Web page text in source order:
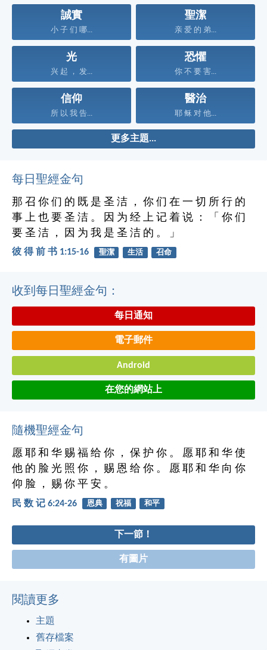
誠實
小 子 们 哪...
聖潔
亲 爱 的 弟...
光
兴 起 ， 发...
恐懼
你 不 要 害...
信仰
所 以 我 告...
醫治
耶 稣 对 他...
更多主題...
每日聖經金句
那 召 你 们 的 既 是 圣 洁 ， 你 们 在 一 切 所 行 的
事 上 也 要 圣 洁 。 因 为 经 上 记 着 说 ： 「 你 们
要 圣 洁 ， 因 为 我 是 圣 洁 的 。 」
彼 得 前 书 1:15-16 聖潔 生活 召命
收到每日聖經金句：
每日通知
電子郵件
Android
在您的網站上
隨機聖經金句
愿 耶 和 华 赐 福 给 你 ， 保 护 你 。 愿 耶 和 华 使
他 的 脸 光 照 你 ， 赐 恩 给 你 。 愿 耶 和 华 向 你
仰 脸 ， 赐 你 平 安 。
民 数 记 6:24-26 恩典 祝福 和平
下一節！
有圖片
閱讀更多
主題
舊存檔案